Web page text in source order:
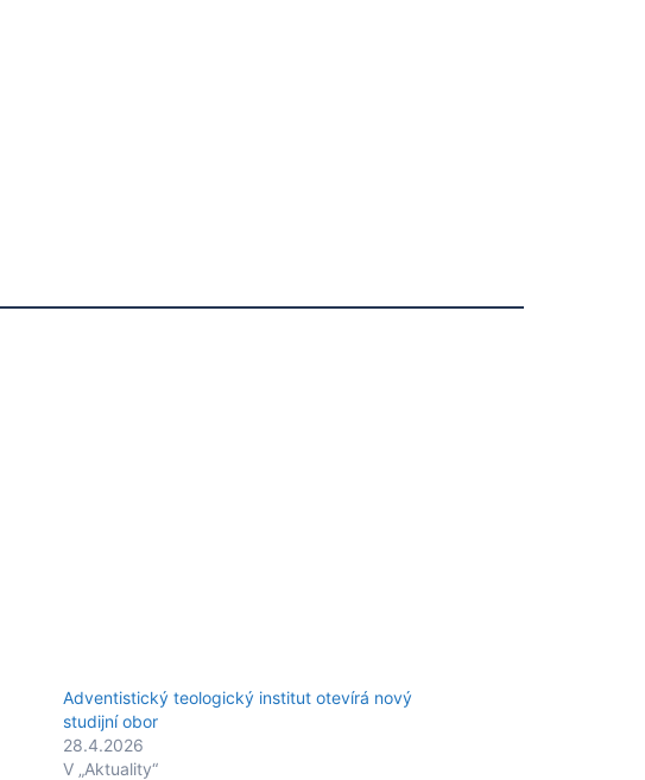
Adventistický teologický institut otevírá nový
studijní obor
28.4.2026
V „Aktuality“